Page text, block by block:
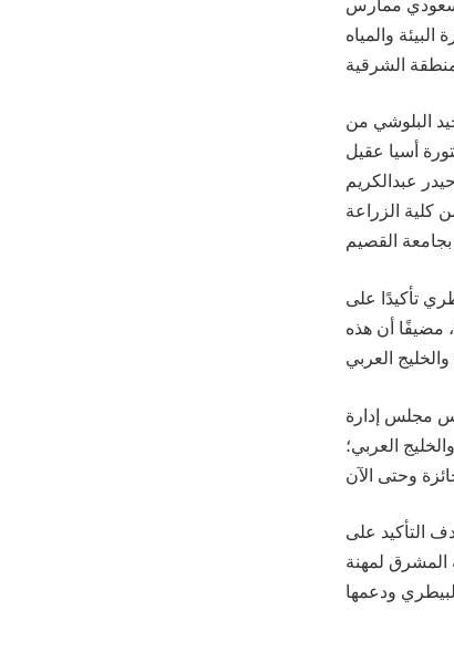
سعودي ممارس
والمياه
البلوشي من
أسيا عقيل
عبدالكريم
كلية الزراعة
تأكيدًا على
مضيفًا أن هذه
مجلس إدارة
العربي؛
جائزة المراعي للطب البيطري لدول مجلس التعاون، انطلقت في عام 2010 بهدف التأكيد على
المشرق لمهنة